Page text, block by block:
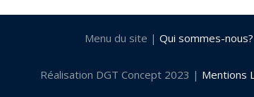
Menu du site | Qui sommes-nous?
Réalisation DGT Concept 2023 | Mentions